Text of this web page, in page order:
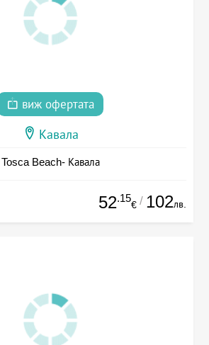
виж офертата
Кавала
Tosca Beach- Кавала
52.15
€ / 102лв.